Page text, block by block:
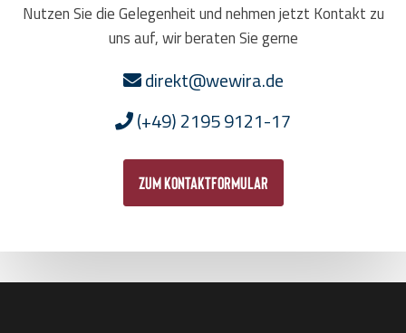
Nutzen Sie die Gelegenheit und nehmen jetzt Kontakt zu
uns auf, wir beraten Sie gerne
direkt@wewira.de
(+49) 2195 9121-17
zum Kontaktformular